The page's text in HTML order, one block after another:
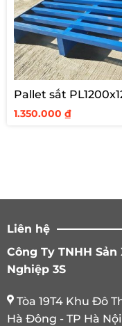
Pallet sắt
1.350.000 ₫
Liên hệ
Công Ty TNHH
Nghiệp 3S
Tòa 19T4 Khu Đô
Hà Đông - TP Hà Nội